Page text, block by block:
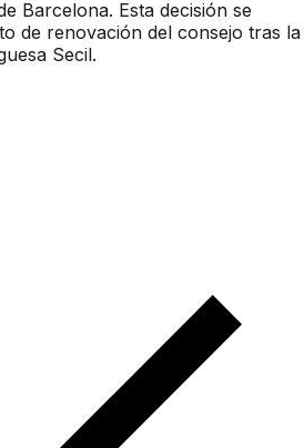
Barcelona. Esta decisión se
de renovación del consejo tras la
Secil.